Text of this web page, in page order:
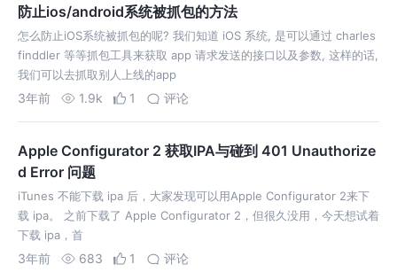
防止ios/android系统被抓包的方法
怎么防止iOS系统被抓包的呢? 我们知道 iOS 系统, 是可以通过 charles
finddler 等等抓包工具来获取 app 请求发送的接口以及参数, 这样的话,
我们可以去抓取别人上线的app
3年前 1.9k 1 评论
Apple Configurator 2 获取IPA与碰到 401 Unauthorize
d Error 问题
iTunes 不能下载 ipa 后，大家发现可以用Apple Configurator 2来下
载 ipa。 之前下载了 Apple Configurator 2，但很久没用，今天想试着
下载 ipa，首
3年前 683 1 评论